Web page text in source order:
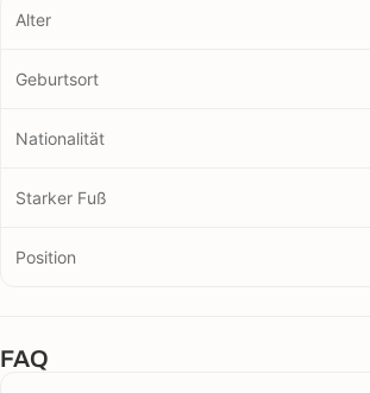
Alter
Geburtsort
Nationalität
Starker Fuß
Position
FAQ